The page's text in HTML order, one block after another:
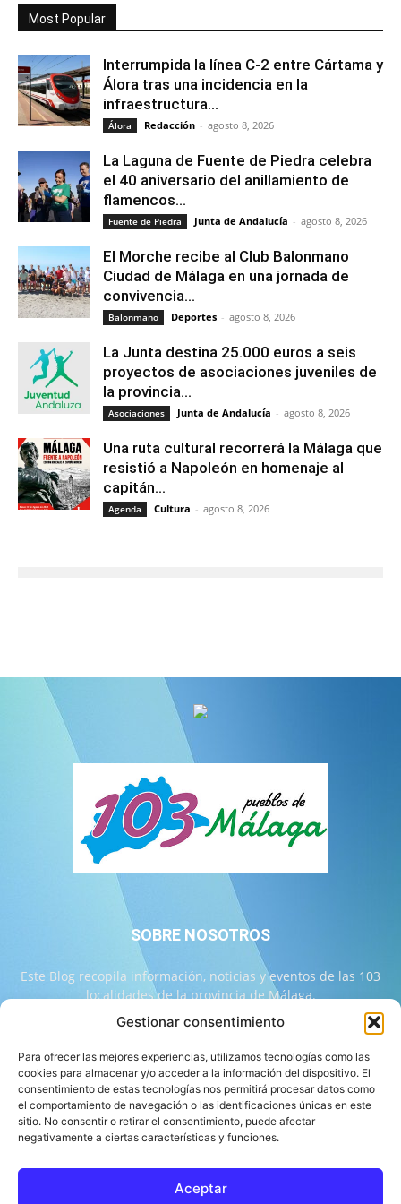
Gestionar consentimiento
Para ofrecer las mejores experiencias, utilizamos tecnologías como las
cookies para almacenar y/o acceder a la información del dispositivo. El
consentimiento de estas tecnologías nos permitirá procesar datos como
el comportamiento de navegación o las identificaciones únicas en este
sitio. No consentir o retirar el consentimiento, puede afectar
negativamente a ciertas características y funciones.
Aceptar
Most Popular
Interrumpida la línea C-2 entre Cártama y
Álora tras una incidencia en la
infraestructura...
Álora Redacción - agosto 8, 2026
La Laguna de Fuente de Piedra celebra
el 40 aniversario del anillamiento de
flamencos...
Fuente de Piedra Junta de Andalucía - agosto 8, 2026
El Morche recibe al Club Balonmano
Ciudad de Málaga en una jornada de
convivencia...
Balonmano Deportes - agosto 8, 2026
La Junta destina 25.000 euros a seis
proyectos de asociaciones juveniles de
la provincia...
Asociaciones Junta de Andalucía - agosto 8, 2026
Una ruta cultural recorrerá la Málaga que
resistió a Napoleón en homenaje al
capitán...
Agenda Cultura - agosto 8, 2026
SOBRE NOSOTROS
Este Blog recopila información, noticias y eventos de las 103
localidades de la provincia de Málaga.
Contáctanos: info@103malaga.com
SÍGUENOS